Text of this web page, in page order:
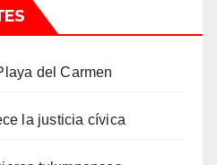
del Carmen
la justicia cívica